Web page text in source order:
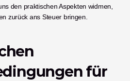
den praktischen Aspekten widmen,
zurück ans Steuer bringen.
für